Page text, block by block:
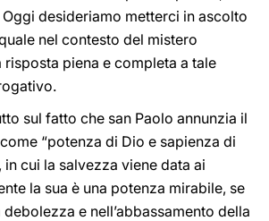
desideriamo metterci in ascolto
nel contesto del mistero
risposta piena e completa a tale
sul fatto che san Paolo annunzia il
“potenza di Dio e sapienza di
in cui la salvezza viene data ai
la sua è una potenza mirabile, se
e nell’abbassamento della